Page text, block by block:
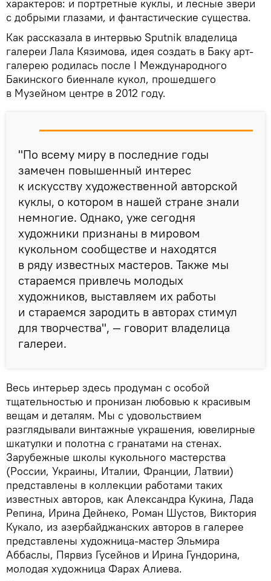
характеров: и портретные куклы, и лесные звери
с добрыми глазами, и фантастические существа.
Как рассказала в интервью Sputnik владелица
галереи Лала Кязимова, идея создать в Баку арт-
галерею родилась после I Международного
Бакинского биеннале кукол, прошедшего
в Музейном центре в 2012 году.
"По всему миру в последние годы
замечен повышенный интерес
к искусству художественной авторской
куклы, о котором в нашей стране знали
немногие. Однако, уже сегодня
художники признаны в мировом
кукольном сообществе и находятся
в ряду известных мастеров. Также мы
стараемся привлечь молодых
художников, выставляем их работы
и стараемся зародить в авторах стимул
для творчества", — говорит владелица
галереи.
Весь интерьер здесь продуман с особой
тщательностью и пронизан любовью к красивым
вещам и деталям. Мы с удовольствием
разглядывали винтажные украшения, ювелирные
шкатулки и полотна с гранатами на стенах.
Зарубежные школы кукольного мастерства
(России, Украины, Италии, Франции, Латвии)
представлены в коллекции работами таких
известных авторов, как Александра Кукина, Лада
Репина, Ирина Дейнеко, Роман Шустов, Виктория
Кукало, из азербайджанских авторов в галерее
представлены художница-мастер Эльмира
Аббаслы, Пярвиз Гусейнов и Ирина Гундорина,
молодая художница Фарах Алиева.